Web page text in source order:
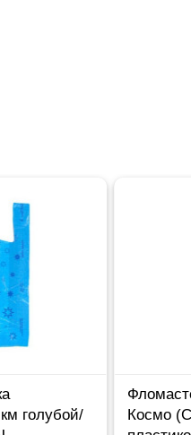
голубой/
Космо